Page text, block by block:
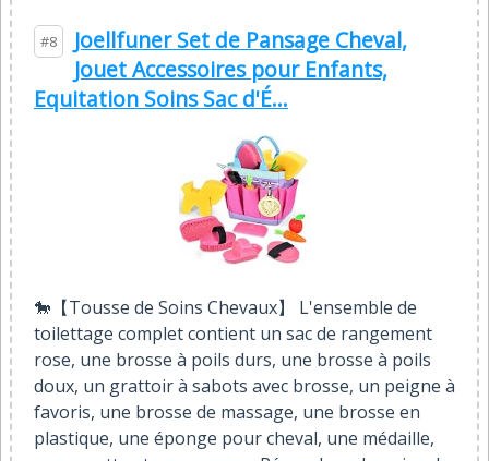
#8
Joellfuner Set de Pansage Cheval,
Jouet Accessoires pour Enfants,
Equitation Soins Sac d'É...
🐎【Tousse de Soins Chevaux】 L'ensemble de
toilettage complet contient un sac de rangement
rose, une brosse à poils durs, une brosse à poils
doux, un grattoir à sabots avec brosse, un peigne à
favoris, une brosse de massage, une brosse en
plastique, une éponge pour cheval, une médaille,